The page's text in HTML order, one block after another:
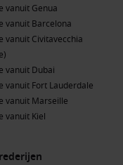
een
Zwembaden, spa’s,
je vakantie
juni 2026
vanuit Genua
vanuit Barcelona
vanuit Civitavecchia
vanuit Dubai
vanuit Fort Lauderdale
vanuit Marseille
vanuit Kiel